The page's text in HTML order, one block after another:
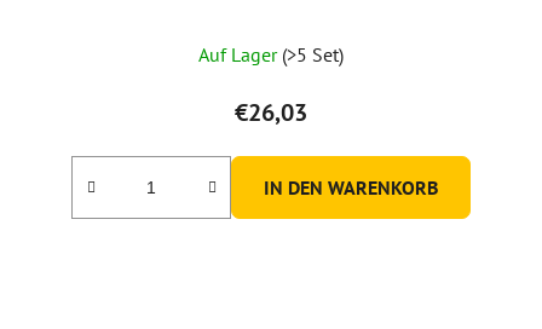
Auf Lager (>5 Set)
€26,03
IN DEN WARENKORB